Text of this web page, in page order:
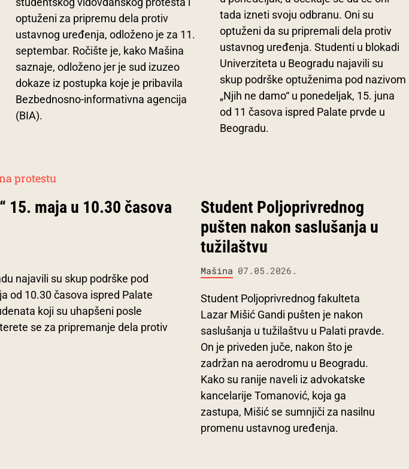
optuženi za pripremu dela protiv
ustavnog uređenja, odloženo je za 11.
septembar. Ročište je, kako Mašina
saznaje, odloženo jer je sud izuzeo
dokaze iz postupka koje je pribavila
Bezbednosno-informativna agencija
(BIA).
tada izneti svoju odbranu. Oni su
optuženi da su pripremali dela protiv
ustavnog uređenja. Studenti u blokadi
Univerziteta u Beogradu najavili su
skup podrške optuženima pod nazivom
„Njih ne damo“ u ponedeljak, 15. juna
od 11 časova ispred Palate prvde u
Beogradu.
15. maja u 10.30 časova
najavili su skup podrške pod
od 10.30 časova ispred Palate
koji su uhapšeni posle
se za pripremanje dela protiv
Student Poljoprivrednog
pušten nakon saslušanja u
tužilaštvu
Mašina 07.05.2026.
Student Poljoprivrednog fakulteta
Lazar Mišić Gandi pušten je nakon
saslušanja u tužilaštvu u Palati pravde.
On je priveden juče, nakon što je
zadržan na aerodromu u Beogradu.
Kako su ranije naveli iz advokatske
kancelarije Tomanović, koja ga
zastupa, Mišić se sumnjiči za nasilnu
promenu ustavnog uređenja.